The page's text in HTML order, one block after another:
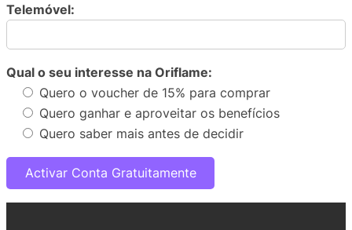
Telemóvel:
Qual o seu interesse na Oriflame:
Quero o voucher de 15% para comprar
Quero ganhar e aproveitar os benefícios
Quero saber mais antes de decidir